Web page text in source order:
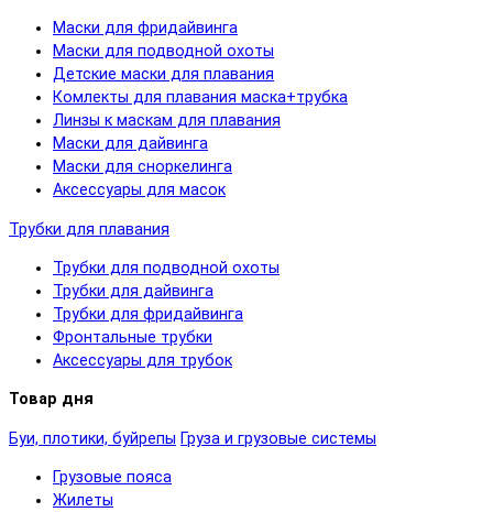
Маски для фридайвинга
Маски для подводной охоты
Детские маски для плавания
Комлекты для плавания маска+трубка
Линзы к маскам для плавания
Маски для дайвинга
Маски для сноркелинга
Аксессуары для масок
Трубки для плавания
Трубки для подводной охоты
Трубки для дайвинга
Трубки для фридайвинга
Фронтальные трубки
Аксессуары для трубок
Товар дня
Буи, плотики, буйрепы Груза и грузовые системы
Грузовые пояса
Жилеты